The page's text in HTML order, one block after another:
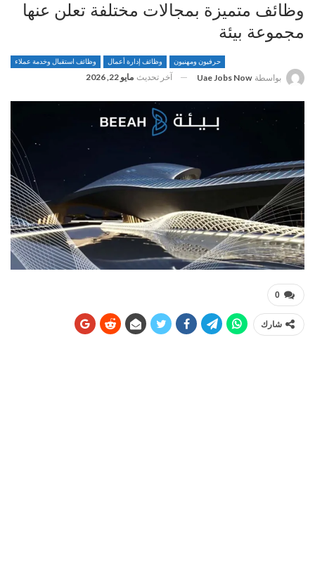
وظائف متميزة بمجالات مختلفة تعلن عنها
مجموعة بيئة
حرفيون ومهنيون وظائف إدارة أعمال وظائف استقبال وخدمة عملاء
بواسطة Uae Jobs Now آخر تحديث مايو 22, 2026
0
شارك